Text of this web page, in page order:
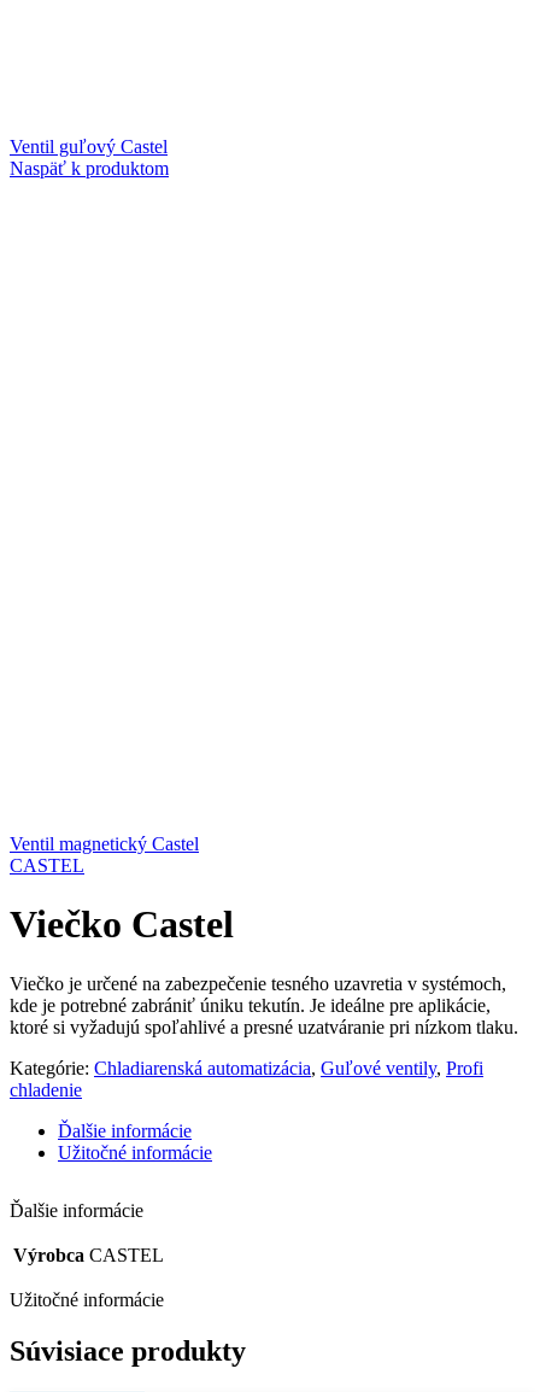
Ventil guľový Castel
Naspäť k produktom
Ventil magnetický Castel
CASTEL
Viečko Castel
Viečko je určené na zabezpečenie tesného uzavretia v systémoch,
kde je potrebné zabrániť úniku tekutín. Je ideálne pre aplikácie,
ktoré si vyžadujú spoľahlivé a presné uzatváranie pri nízkom tlaku.
Kategórie: Chladiarenská automatizácia, Guľové ventily, Profi
chladenie
Ďalšie informácie
Užitočné informácie
Ďalšie informácie
Výrobca CASTEL
Užitočné informácie
Súvisiace produkty